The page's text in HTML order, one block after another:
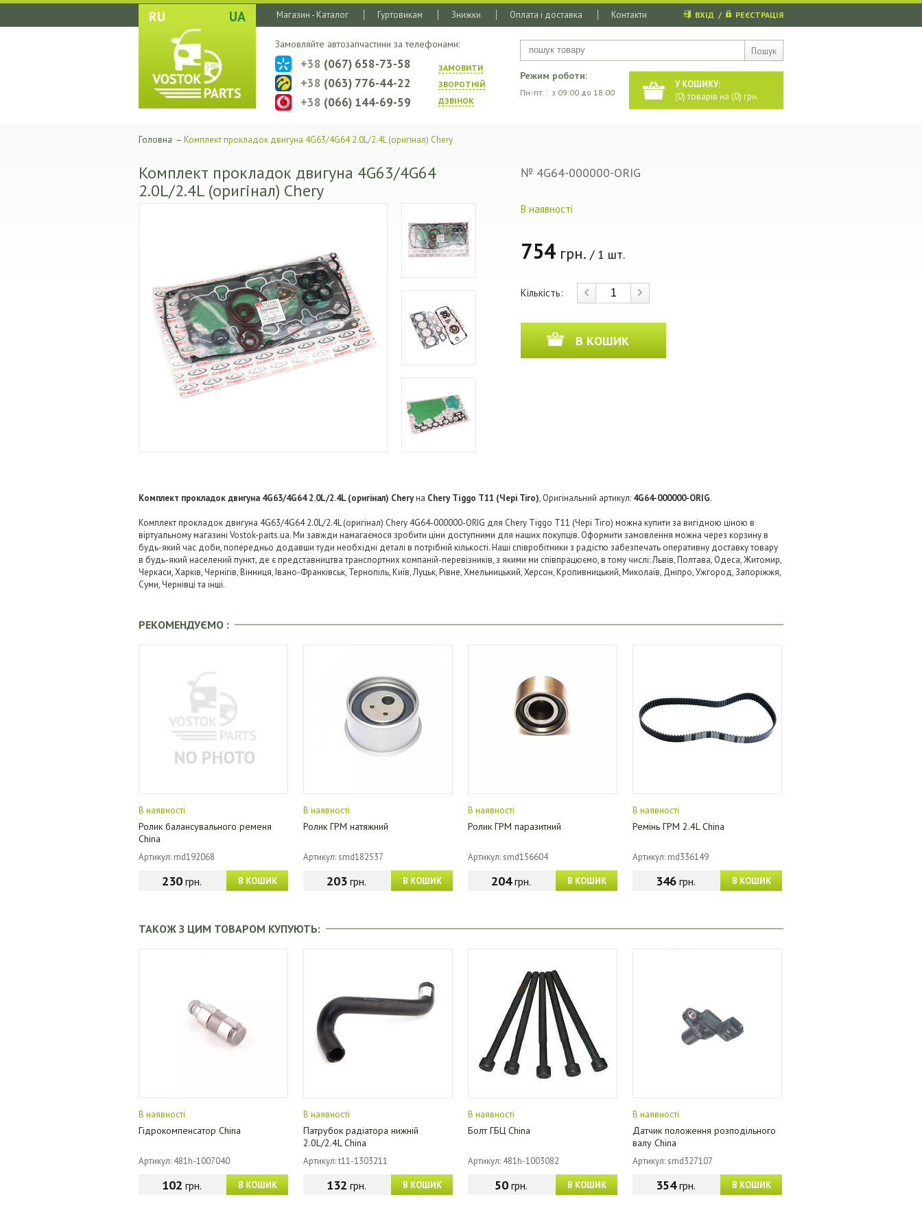
RU UA
Пошук
Магазин - Каталог Гуртовикам Знижки Оплата і доставка Контакти ВХІД / РЕЄСТРАЦІЯ
У КОШИКУ:
(0) товарів на (0) грн.
Режим роботи:
Пн.-пт. : з 09:00 до 18:00
Замовляйте автозапчастини за телефонами:
ЗАМОВИТИ
ЗВОРОТНIЙ
ДЗВIНОК
+38 (067) 658-73-58
+38 (063) 776-44-22
+38 (066) 144-69-59
Головна – Комплект прокладок двигуна 4G63/4G64 2.0L/2.4L (оригінал) Chery
Комплект прокладок двигуна 4G63/4G64
2.0L/2.4L (оригінал) Chery
№ 4G64-000000-ORIG
В наявності
754 грн. / 1 шт.
Кількість:
В КОШИК
Комплект прокладок двигуна 4G63/4G64 2.0L/2.4L (оригінал) Cheryна Chery Tiggo T11 (Чері Тіго), Оригінальний артикул: 4G64-000000-ORIG.
Комплект прокладок двигуна 4G63/4G64 2.0L/2.4L (оригінал) Chery 4G64-000000-ORIG для Chery Tiggo T11 (Чері Тіго) можна купити за вигідною ціною в
віртуальному магазині Vostok-parts.ua. Ми завжди намагаємося зробити ціни доступними для наших покупців. Оформити замовлення можна через корзину в
будь-який час доби, попередньо додавши туди необхідні деталі в потрібній кількості. Наші співробітники з радістю забезпечать оперативну доставку товару
в будь-який населений пункт, де є представництва транспортних компаній-перевізників, з якими ми співпрацюємо, в тому числі: Львів, Полтава, Одеса, Житомир,
Черкаси, Харків, Чернігів, Вінниця, Івано-Франківськ, Тернопіль, Київ, Луцьк, Рівне, Хмельницький, Херсон, Кропивницький, Миколаїв, Дніпро, Ужгород, Запоріжжя,
Суми, Чернівці та інші.
РЕКОМЕНДУЄМО :
В наявності
Ролик балансувального ременя
China
Артикул: md192068
В КОШИК
230грн.
В наявності
Ролик ГРМ натяжний
Артикул: smd182537
В КОШИК
203грн.
В наявності
Ролик ГРМ паразитний
Артикул: smd156604
В КОШИК
204грн.
В наявності
Ремінь ГРМ 2.4L China
Артикул: md336149
В КОШИК
346грн.
ТАКОЖ З ЦИМ ТОВАРОМ КУПУЮТЬ:
В наявності
Гідрокомпенсатор China
Артикул: 481h-1007040
В КОШИК
102 грн.
В наявності
Патрубок радіатора нижній
2.0L/2.4L China
Артикул: t11-1303211
В КОШИК
132 грн.
В наявності
Болт ГБЦ China
Артикул: 481h-1003082
В КОШИК
50грн.
В наявності
Датчик положення розподільного
валу China
Артикул: smd327107
В КОШИК
354грн.